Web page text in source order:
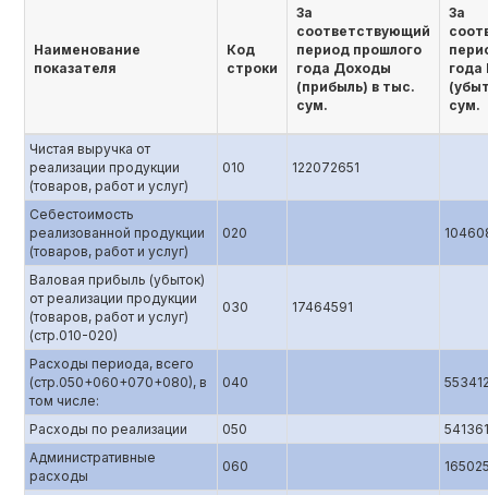
Наименование
показателя
Код
строки
За
соответствующий
период прошлого
года Доходы
(прибыль) в тыс.
сум.
За
года
сум.
Чистая выручка от
реализации продукции
(товаров, работ и услуг)
010 122072651
Себестоимость
реализованной продукции
(товаров, работ и услуг)
020
Валовая прибыль (убыток)
от реализации продукции
(товаров, работ и услуг)
(стр.010-020)
030 17464591
Расходы периода, всего
(стр.050+060+070+080), в
том числе:
040
Расходы по реализации 050
541361
Административные
расходы
060